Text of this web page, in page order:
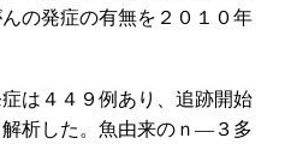
の発症の有無を２０１０年
は４４９例あり、追跡開始
析した。魚由来のｎ―３多